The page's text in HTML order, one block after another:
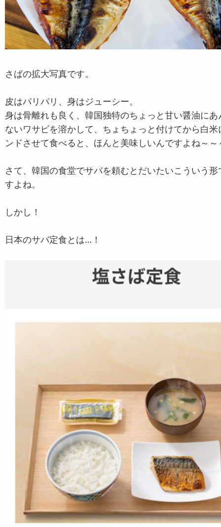
さばの拡大写真です。
皮はパリパリ、身はジューシー。
身は骨離れも良く、韓国独特のちょっと甘い醤油に
ないワサビを溶かして、ちょちょっと付けてから白
ンドさせて食べると、ほんと美味しいんですよね～～
さて、韓国の食堂でサバを頼むとだいたいこういう
すよね。
しかし！
日本のサバ定食とは…！